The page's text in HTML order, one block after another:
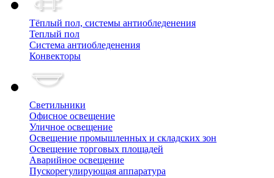
Тёплый пол, cистемы антиобледенения
Теплый пол
Система антиобледенения
Конвекторы
Светильники
Офисное освещение
Уличное освещение
Освещение промышленных и складских зон
Освещение торговых площадей
Аварийное освещение
Пускорегулирующая аппаратура